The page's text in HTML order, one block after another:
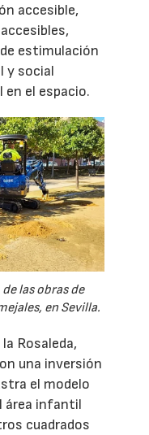
accesible,
estimulación
y social
el espacio.
las obras de
en Sevilla.
Rosaleda,
una inversión
el modelo
área infantil
cuadrados